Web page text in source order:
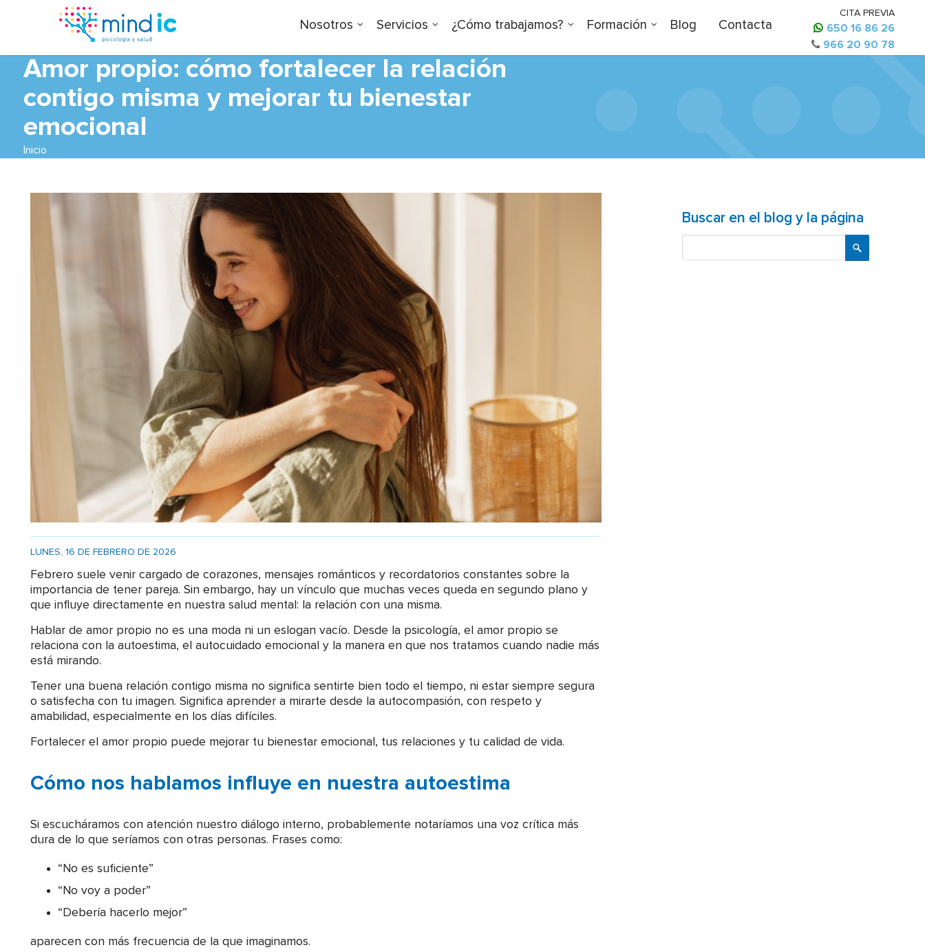
CITA PREVIA
650 16 86 26
966 20 90 78
Nosotros Servicios ¿Cómo trabajamos? Formación Blog Contacta
Amor propio: cómo fortalecer la relación
contigo misma y mejorar tu bienestar
emocional
Inicio
LUNES, 16 DE FEBRERO DE 2026
Febrero suele venir cargado de corazones, mensajes románticos y recordatorios constantes sobre la
importancia de tener pareja. Sin embargo, hay un vínculo que muchas veces queda en segundo plano y
que influye directamente en nuestra salud mental: la relación con una misma.
Hablar de amor propio no es una moda ni un eslogan vacío. Desde la psicología, el amor propio se
relaciona con la autoestima, el autocuidado emocional y la manera en que nos tratamos cuando nadie más
está mirando.
Tener una buena relación contigo misma no significa sentirte bien todo el tiempo, ni estar siempre segura
o satisfecha con tu imagen. Significa aprender a mirarte desde la autocompasión, con respeto y
amabilidad, especialmente en los días difíciles.
Fortalecer el amor propio puede mejorar tu bienestar emocional, tus relaciones y tu calidad de vida.
Cómo nos hablamos influye en nuestra autoestima
Si escucháramos con atención nuestro diálogo interno, probablemente notaríamos una voz crítica más
dura de lo que seríamos con otras personas. Frases como:
“No es suficiente”
“No voy a poder”
“Debería hacerlo mejor”
aparecen con más frecuencia de la que imaginamos.
Buscar en el blog y la página